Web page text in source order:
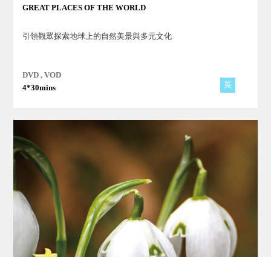
GREAT PLACES OF THE WORLD
引領觀眾探索地球上的自然美景與多元文化
DVD , VOD
4*30mins
英